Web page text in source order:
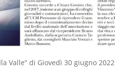
Valle” di Giovedì 30 giugno 2022